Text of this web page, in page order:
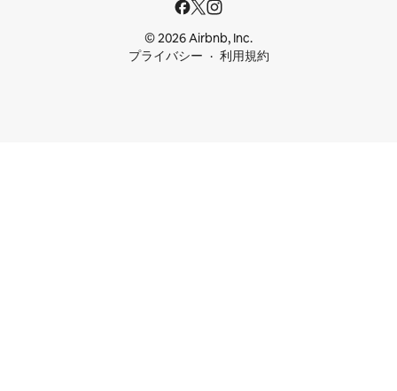
© 2026 Airbnb, Inc.
プライバシー
利用規約